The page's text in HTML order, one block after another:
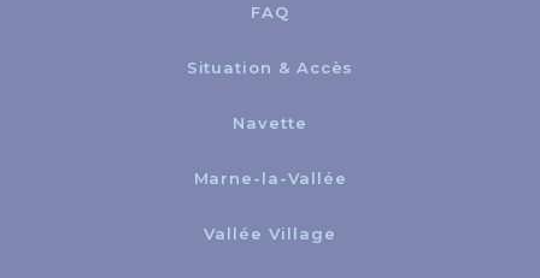
FAQ
Situation & Accès
Navette
Marne-la-Vallée
Vallée Village